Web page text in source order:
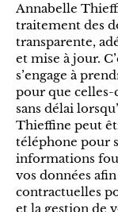
Annabelle
traitement des
transparente,
et mise à jour.
s’engage à
pour que
sans délai
Thieffine peut
téléphone pour
informations
vos données
contractuelles
et la gestion de